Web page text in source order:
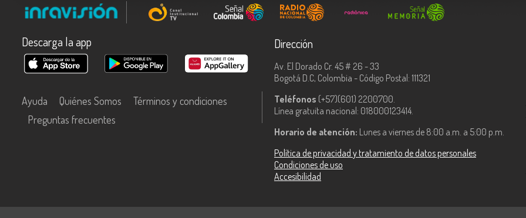
Descarga la app
Ayuda Quiénes Somos
Términos y condiciones
Preguntas frecuentes
Dirección
Av. El Dorado Cr. 45 # 26 - 33
Bogotá D.C, Colombia - Código Postal: 111321
Teléfonos (+57)(601) 2200700.
Línea gratuita nacional: 018000123414.
Horario de atención: Lunes a viernes de 8:00 a.m. a 5:00 p.m.
Política de privacidad y tratamiento de datos personales
Condiciones de uso
Accesibilidad